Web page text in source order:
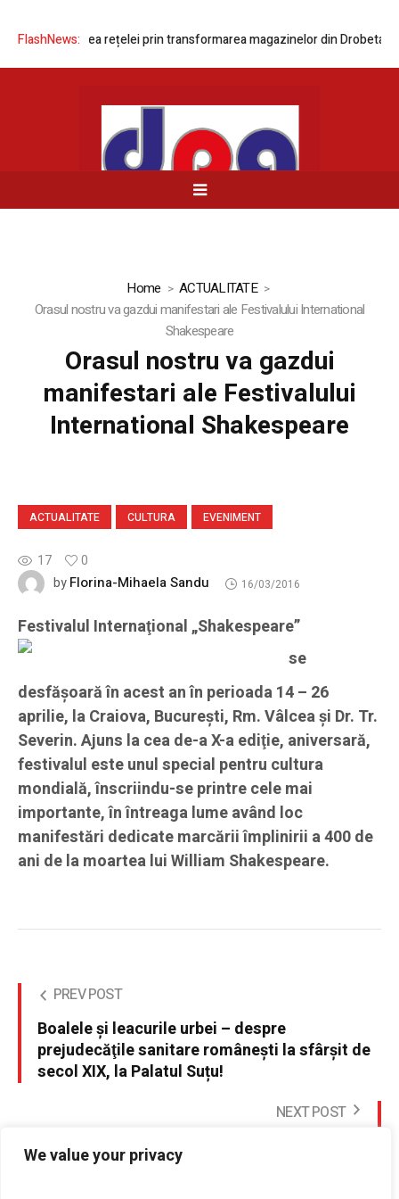
We value your privacy
FlashNews:
modernizarea rețelei prin transformarea magazinelor din Drobeta-
Home
ACTUALITATE
Orasul nostru va gazdui manifestari ale Festivalului International
Shakespeare
Orasul nostru va gazdui
manifestari ale Festivalului
International Shakespeare
ACTUALITATE CULTURA EVENIMENT
17
0
byFlorina-Mihaela Sandu 16/03/2016
Festivalul Internaţional „Shakespeare”
se
desfăşoară în acest an în perioada 14 – 26
aprilie, la Craiova, Bucureşti, Rm. Vâlcea şi Dr. Tr.
Severin. Ajuns la cea de-a X-a ediţie, aniversară,
festivalul este unul special pentru cultura
mondială, înscriindu-se printre cele mai
importante, în întreaga lume având loc
manifestări dedicate marcării împlinirii a 400 de
ani de la moartea lui William Shakespeare.
PREV POST
Boalele şi leacurile urbei – despre
prejudecăţile sanitare româneşti la sfârşit de
secol XIX, la Palatul Suțu!
NEXT POST
2 proiecte de acte normative importante in
sedinta de Guvern astazi, 16 martie